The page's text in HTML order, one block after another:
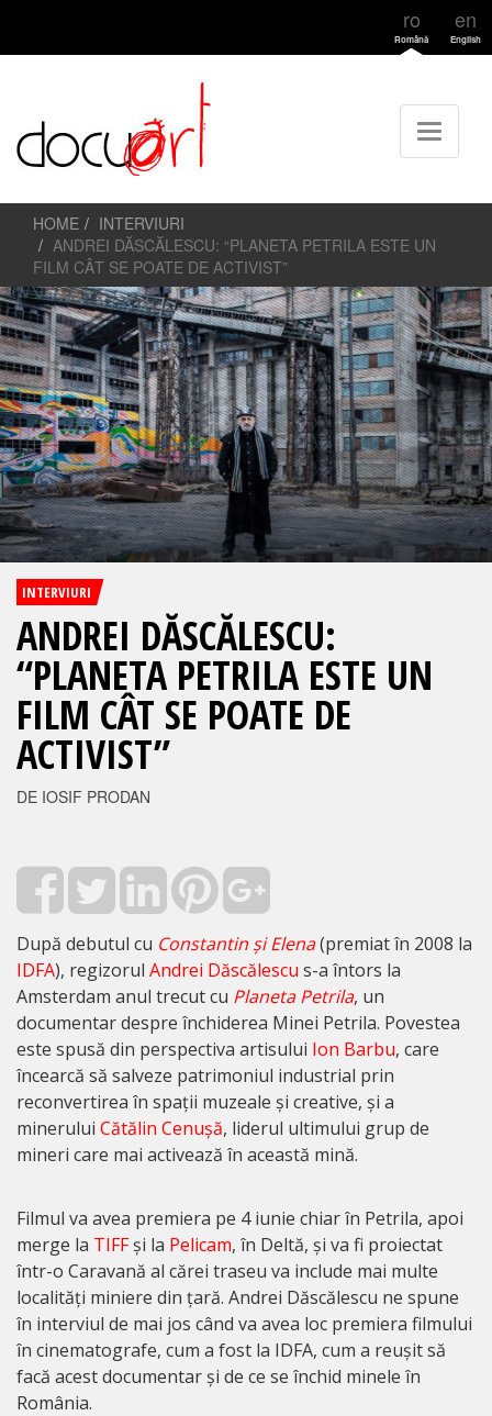
ro
Română
en
English
HOME
INTERVIURI
ANDREI DĂSCĂLESCU: “PLANETA PETRILA ESTE UN
FILM CÂT SE POATE DE ACTIVIST”
INTERVIURI
ANDREI DĂSCĂLESCU:
“PLANETA PETRILA ESTE UN
FILM CÂT SE POATE DE
ACTIVIST”
DE IOSIF PRODAN
După debutul cu Constantin și Elena(premiat în 2008 la
IDFA), regizorul Andrei Dăscălescu s-a întors la
Amsterdam anul trecut cu Planeta Petrila, un
documentar despre închiderea Minei Petrila. Povestea
este spusă din perspectiva artisului Ion Barbu, care
încearcă să salveze patrimoniul industrial prin
reconvertirea în spații muzeale și creative, și a
minerului Cătălin Cenușă, liderul ultimului grup de
mineri care mai activează în această mină.
Filmul va avea premiera pe 4 iunie chiar în Petrila, apoi
merge la TIFFși la Pelicam, în Deltă, și va fi proiectat
într-o Caravană al cărei traseu va include mai multe
localități miniere din țară. Andrei Dăscălescu ne spune
în interviul de mai jos când va avea loc premiera filmului
în cinematografe, cum a fost la IDFA, cum a reușit să
facă acest documentar și de ce se închid minele în
România.